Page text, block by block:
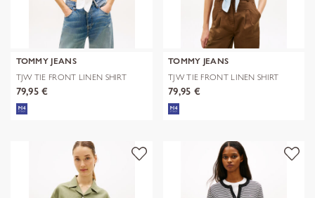
TOMMY JEANS
TJW TIE FRONT LINEN SHIRT
79,95 €
TOMMY JEANS
TJW TIE FRONT LINEN SHIRT
79,95 €